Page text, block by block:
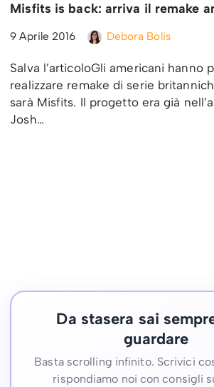
Misfits is back: arriva il remake
9 Aprile 2016 Debora Bolis
Salva l’articoloGli americani hanno
realizzare remake di serie
sarà Misfits. Il progetto era già
Josh…
Da stasera sai
guardare
Basta scrolling infinito. Scrivici
rispondiamo noi con consigli